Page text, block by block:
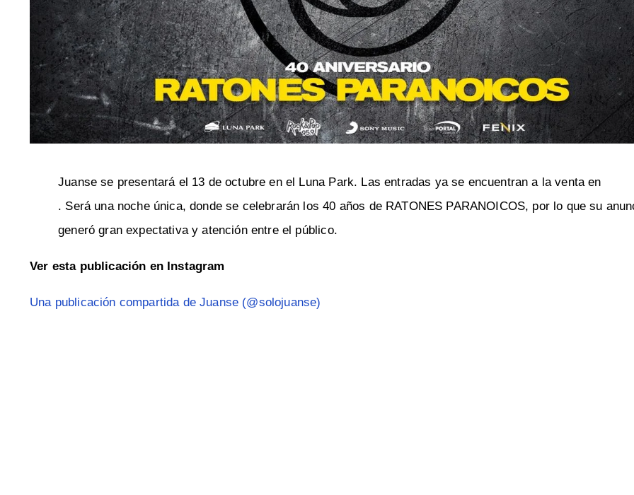
Juanse se presentará el 13 de octubre en el Luna Park. Las entradas ya se encuentran a la venta en
. Será una noche única, donde se celebrarán los 40 años de RATONES PARANOICOS, por lo que su
generó gran expectativa y atención entre el público.
Ver esta publicación en Instagram
Una publicación compartida de Juanse (@solojuanse)